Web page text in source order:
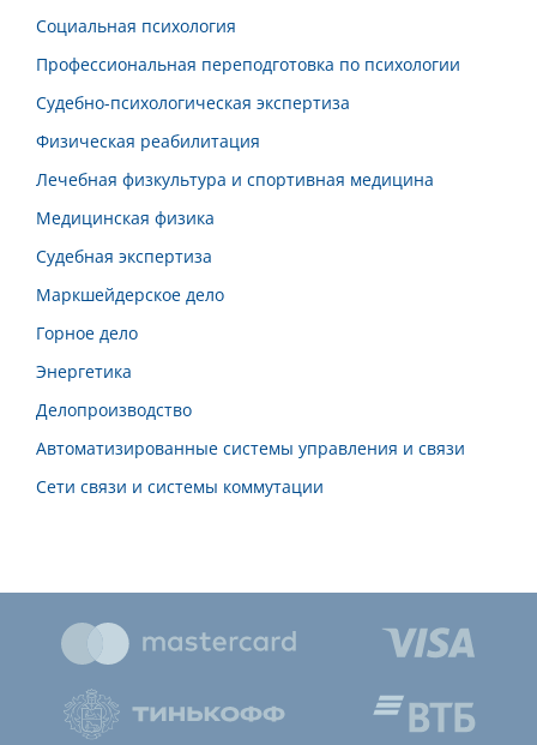
Социальная психология
Профессиональная переподготовка по психологии
Судебно-психологическая экспертиза
Физическая реабилитация
Лечебная физкультура и спортивная медицина
Медицинская физика
Судебная экспертиза
Маркшейдерское дело
Горное дело
Энергетика
Делопроизводство
Автоматизированные системы управления и связи
Сети связи и системы коммутации